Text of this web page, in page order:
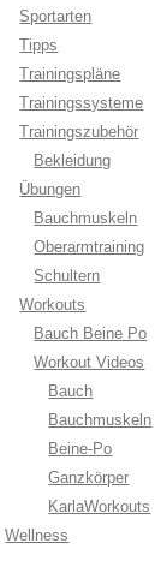
Sportarten
Tipps
Trainingspläne
Trainingssysteme
Trainingszubehör
Bekleidung
Übungen
Bauchmuskeln
Oberarmtraining
Schultern
Workouts
Bauch Beine Po
Workout Videos
Bauch
Bauchmuskeln
Beine-Po
Ganzkörper
KarlaWorkouts
Wellness